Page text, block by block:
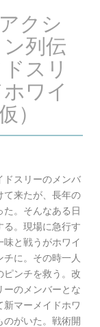
クシ
列伝
スリ
ワイ
）
ドスリーのメンバ
て来たが、長年の
。そんなある日
る。現場に急行す
と戦うがホワイ
チに。その時一人
ピンチを救う。改
ーのメンバーとな
マーメイドホワ
のがいた。戦術開